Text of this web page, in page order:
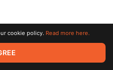
rights reserved. All trademarks
owners.
cookie policy. Read more here.